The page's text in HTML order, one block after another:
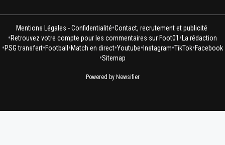
Mentions Légales - Confidentialité•Contact, recrutement et publicité
•Retrouvez votre compte pour les commentaires sur Foot01 • La rédaction
•PSG transfert•Football •Match en direct•Youtube• Instagram•TikTok•Facebook
•Sitemap
Powered by Newsifier